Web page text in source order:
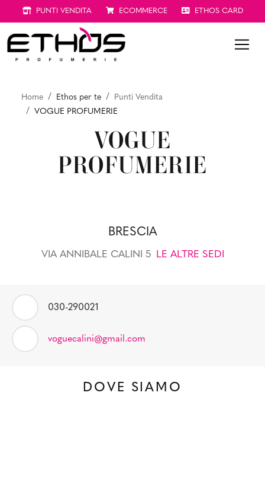
PUNTI VENDITA ECOMMERCE ETHOS CARD
Home Ethos per te
Punti Vendita
VOGUE PROFUMERIE
VOGUE
PROFUMERIE
BRESCIA
VIA ANNIBALE CALINI 5 LE ALTRE SEDI
030-290021
voguecalini@gmail.com
DOVE SIAMO